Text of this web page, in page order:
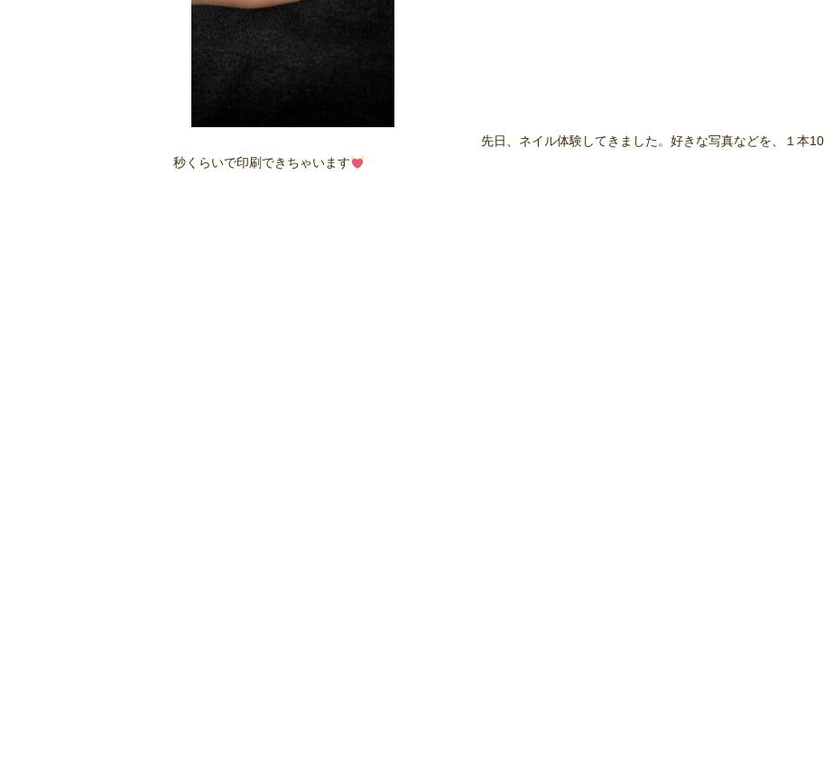
先日、ネイル体験してきました。好きな写真などを、１本10
秒くらいで印刷できちゃいます